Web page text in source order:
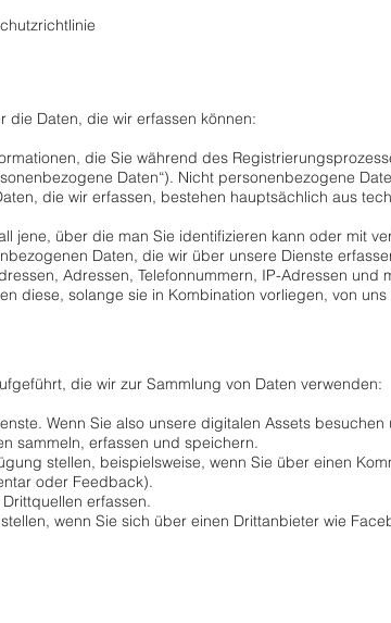
die Daten, die wir erfassen können:
die Sie während des
Daten“). Nicht personenbezogene
die wir erfassen, bestehen hauptsächlich aus
jene, über die man Sie identifizieren kann oder mit
Daten, die wir über unsere Dienste
Adressen, Telefonnummern, IP-Adressen und
diese, solange sie in Kombination vorliegen, von
die wir zur Sammlung von Daten verwenden:
Wenn Sie also unsere digitalen Assets
sammeln, erfassen und speichern.
stellen, beispielsweise, wenn Sie über einen
oder Feedback).
erfassen.
wenn Sie sich über einen Drittanbieter wie